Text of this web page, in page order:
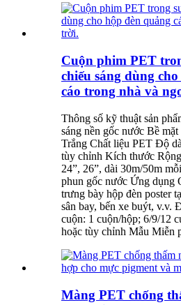
Cuộn phim PET
chiếu sáng dùng
cáo trong nhà và
Thông số kỹ thuật sản
sáng nền gốc nước Bề
Trắng Chất liệu PET Độ
tùy chỉnh Kích thước
24”, 26”, dài 30m/50m
phun gốc nước Ứng dụng
trưng bày hộp đèn poster
sân bay, bến xe buýt,
cuộn: 1 cuộn/hộp; 6/9/12
hoặc tùy chỉnh Mẫu Miễn
Màng PET chống